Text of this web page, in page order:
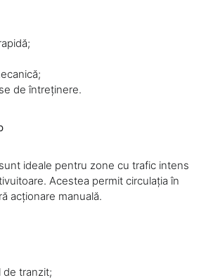
de întreținere.
ideale pentru zone cu trafic intens
Acestea permit circulația în
acționare manuală.
de tranzit;